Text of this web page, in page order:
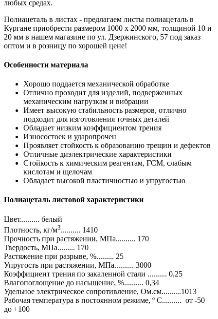
любых средах.
Полиацеталь в листах - предлагаем листы полиацеталь в
Кургане приобрести размером 1000 х 2000 мм, толщиной 10 и
20 мм в нашем магазине по ул. Дзержинского, 57 под заказ
оптом и в розницу по хорошей цене!
Особенности материала
Хорошо поддается механической обработке
Отлично проходит для изделий, подверженных
механическим нагрузкам и вибрации
Имеет высокую стабильность размеров, отлично
подходит для изготовления точных деталей
Обладает низким коэффициентом трения
Износостоек и ударопрочен
Проявляет стойкость к образованию трещин и дефектов
Отличные диэлектрические характеристики
Стойкость к химическим реагентам, ГСМ, слабым
кислотам и щелочам
Обладает высокой пластичностью и упругостью
Полиацеталь листовой характеристики
Цвет.......... белый
Плотность, кг/м3.......... 1410
Прочность при растяжении, МПа.......... 170
Твердость, МПа......... 170
Растяжение при разрыве, %......... 25
Упругость при растяжении, МПа.......... 3000
Коэффициент трения по закаленной стали .......... 0,25
Влагопоглощение до насыщение, %.......... 0,34
Удельное электрическое сопротивление, Ом.см..........1013
Рабочая температура в постоянном режиме, º С.......... от -50
до +100